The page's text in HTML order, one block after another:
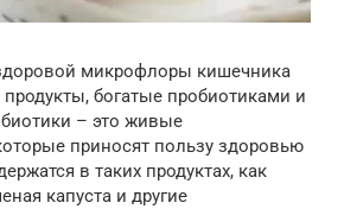
микрофлоры кишечника
богатые пробиотиками и
– это живые
приносят пользу здоровью
в таких продуктах, как
капуста и другие